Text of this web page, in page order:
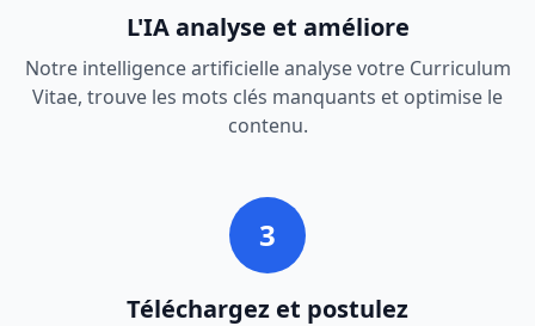
L'IA analyse et améliore
Notre intelligence artificielle analyse votre Curriculum
Vitae, trouve les mots clés manquants et optimise le
contenu.
3
Téléchargez et postulez